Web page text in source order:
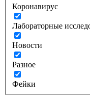
Коронавирус
Лабораторные
Новости
Разное
Фейки